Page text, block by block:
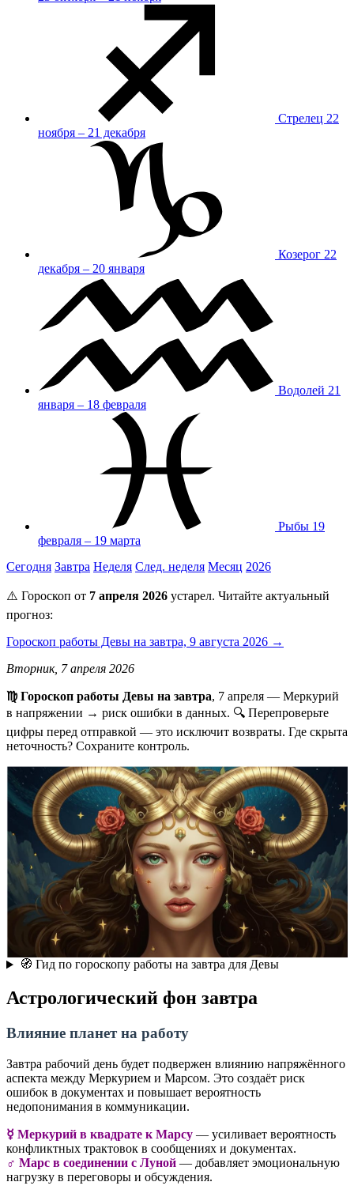
Стрелец 22
ноября – 21 декабря
Козерог 22
декабря – 20 января
Водолей 21
января – 18 февраля
Рыбы 19
февраля – 19 марта
Сегодня Завтра Неделя След. неделя Месяц 2026
⚠️ Гороскоп от 7 апреля 2026 устарел. Читайте актуальный
прогноз:
Гороскоп работы Девы на завтра, 9 августа 2026 →
Вторник, 7 апреля 2026
♍ Гороскоп работы Девы на завтра, 7 апреля — Меркурий
в напряжении → риск ошибки в данных. 🔍 Перепроверьте
цифры перед отправкой — это исключит возвраты. Где скрыта
неточность? Сохраните контроль.
🧭 Гид по гороскопу работы на завтра для Девы
Астрологический фон завтра
Влияние планет на работу
Завтра рабочий день будет подвержен влиянию напряжённого
аспекта между Меркурием и Марсом. Это создаёт риск
ошибок в документах и повышает вероятность
недопонимания в коммуникации.
☿️ Меркурий в квадрате к Марсу — усиливает вероятность
конфликтных трактовок в сообщениях и документах.
♂️ Марс в соединении с Луной — добавляет эмоциональную
нагрузку в переговоры и обсуждения.